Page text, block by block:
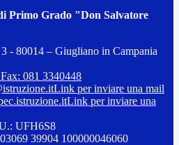
Primo Grado "Don Salvatore
- 80014 – Giugliano in Campania
081 3340448
Link per inviare una mail
Link per inviare una
UFH6S8
39904 100000046060